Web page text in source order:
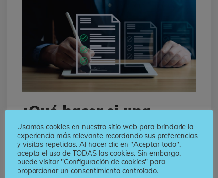
¿Qué hacer si una
factura de contado no
aparece en HKA
Recepción?
Usamos cookies en nuestro sitio web para brindarle la
experiencia más relevante recordando sus preferencias
y visitas repetidas. Al hacer clic en "Aceptar todo",
acepta el uso de TODAS las cookies. Sin embargo,
puede visitar "Configuración de cookies" para
proporcionar un consentimiento controlado.